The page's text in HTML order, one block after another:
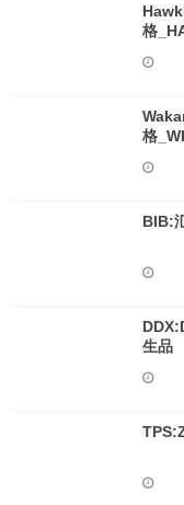
格
格
BIB:
生品